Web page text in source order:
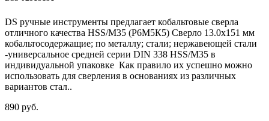
DS ручные инструменты предлагает кобальтовые сверла
отличного качества HSS/М35 (Р6М5К5) Сверло 13.0х151 мм
кобальтосодержащие; по металлу; стали; нержавеющей стали
-универсальное средней серии DIN 338 HSS/М35 в
индивидуальной упаковке Как правило их успешно можно
использовать для сверления в основаниях из различных
вариантов стал..
890 руб.